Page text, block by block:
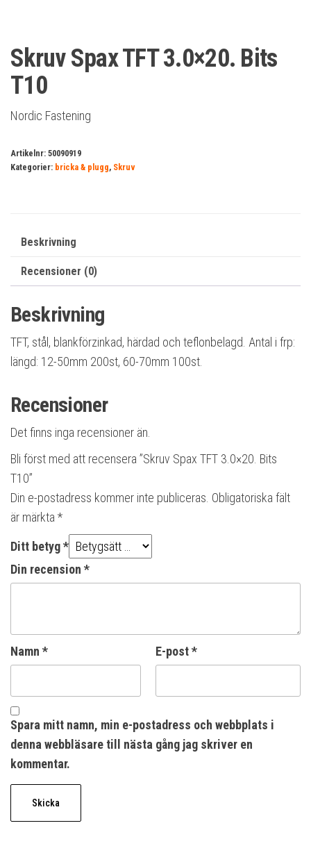
Skruv Spax TFT 3.0×20. Bits
T10
Nordic Fastening
Artikelnr: 50090919
Kategorier: bricka & plugg, Skruv
Beskrivning
Recensioner (0)
Beskrivning
TFT, stål, blankförzinkad, härdad och teflonbelagd. Antal i frp:
längd: 12-50mm 200st, 60-70mm 100st.
Recensioner
Det finns inga recensioner än.
Bli först med att recensera ”Skruv Spax TFT 3.0×20. Bits
T10”
Din e-postadress kommer inte publiceras. Obligatoriska fält
är märkta *
Ditt betyg*
Din recension *
Namn * E-post*
Spara mitt namn, min e-postadress och webbplats i
denna webbläsare till nästa gång jag skriver en
kommentar.